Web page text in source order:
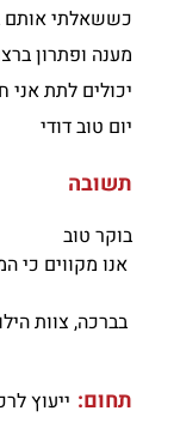
כששאלתי אותם
מענה ופתרון
יכולים לתת אני
יום טוב דודי
תשובה
בוקר טוב
אנו מקווים כי
בברכה, צוות
תחום: ייעוץ